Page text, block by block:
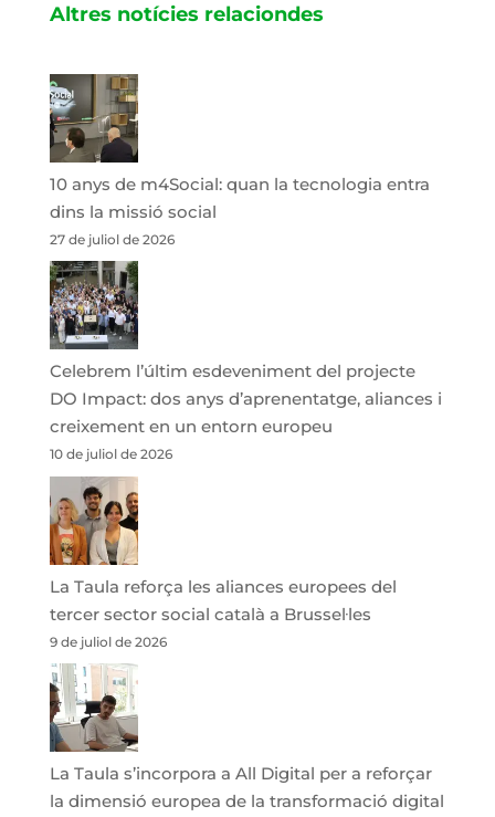
Altres notícies relaciondes
10 anys de m4Social: quan la tecnologia entra
dins la missió social
27 de juliol de 2026
Celebrem l’últim esdeveniment del projecte
DO Impact: dos anys d’aprenentatge, aliances i
creixement en un entorn europeu
10 de juliol de 2026
La Taula reforça les aliances europees del
tercer sector social català a Brussel·les
9 de juliol de 2026
La Taula s’incorpora a All Digital per a reforçar
la dimensió europea de la transformació digital